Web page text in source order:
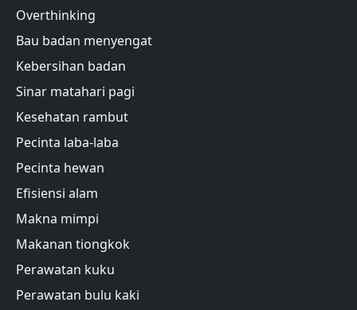
Overthinking
Bau badan menyengat
Kebersihan badan
Sinar matahari pagi
Kesehatan rambut
Pecinta laba-laba
Pecinta hewan
Efisiensi alam
Makna mimpi
Makanan tiongkok
Perawatan kuku
Perawatan bulu kaki